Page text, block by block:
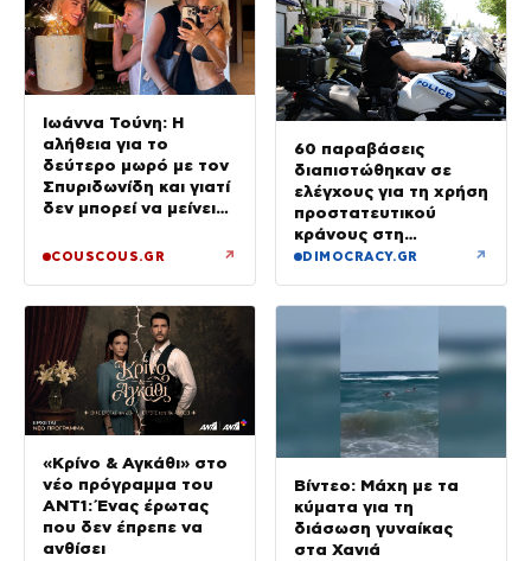
Ιωάννα Τούνη: Η
αλήθεια για το
δεύτερο μωρό με τον
Σπυριδωνίδη και γιατί
δεν μπορεί να μείνει
COUSCOUS.GR ↗
60 παραβάσεις
διαπιστώθηκαν σε
ελέγχους για τη χρήση
προστατευτικού
κράνους στη
Θεσσαλονίκη
DIMOCRACY.GR ↗
«Κρίνο & Αγκάθι» στο
νέο πρόγραμμα του
ΑΝΤ1: Ένας έρωτας
που δεν έπρεπε να
ανθίσει
Βίντεο: Μάχη με τα
κύματα για τη
διάσωση γυναίκας
στα Χανιά